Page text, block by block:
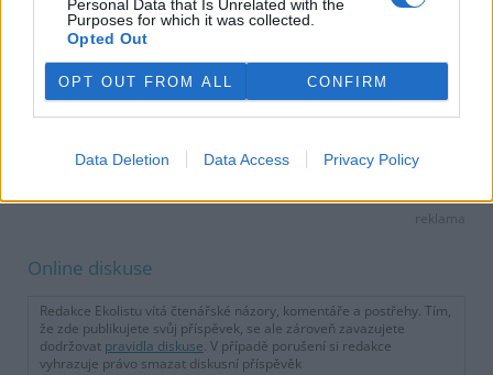
Personal Data that Is Unrelated with the
Purposes for which it was collected.
Opted Out
OPT OUT FROM ALL CONFIRM
Data Deletion Data Access Privacy Policy
Jakub Kašpar
tisknout poslat
reklama
Online diskuse
Redakce Ekolistu vítá čtenářské názory, komentáře a postřehy. Tím,
že zde publikujete svůj příspěvek, se ale zároveň zavazujete
dodržovat pravidla diskuse. V případě porušení si redakce
vyhrazuje právo smazat diskusní příspěvěk